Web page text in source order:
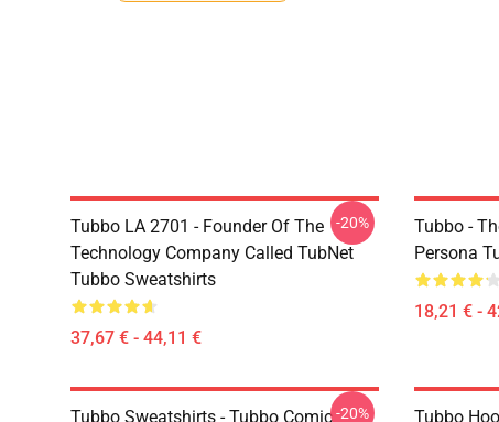
Tubbo LA 2701 - Founder Of The
Technology Company Called TubNet
Tubbo Sweatshirts
37,67 € - 44,11 €
-20%
Tubbo -
Persona
18,21 € -
Tubbo Sweatshirts - Tubbo Comic-20%
Tubbo